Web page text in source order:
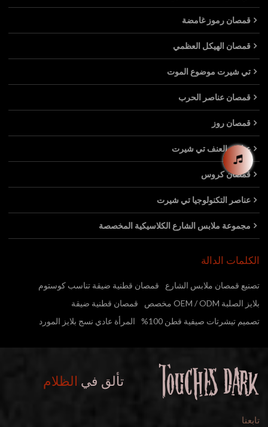
قمصان رموز غامضة
قمصان الهيكل العظمي
تي شيرت موضوع الموت
قمصان عناصر الحرب
قمصان روز
عناصر العنف تي شيرت
قمصان كروس
عناصر التكنولوجيا تي شيرت
مجموعة ملابس الشارع الكلاسيكية المخصصة
الكلمات الدالة
تصنيع قمصان ملابس الشارع
قمصان قطنية ضيقة تناسب كوستوم
بلايز الصلبة OEM / ODM مخصص
قمصان قطنية ضيقة
تصميم تيشرتات صيفية قطن 100%
المرأة عادي نسج بلايز المورد
تألق في الظلام
تابعنا